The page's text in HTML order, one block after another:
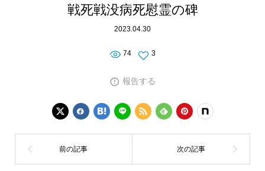
戦死戦没病死慰霊の碑
2023.04.30
74 3
報告する